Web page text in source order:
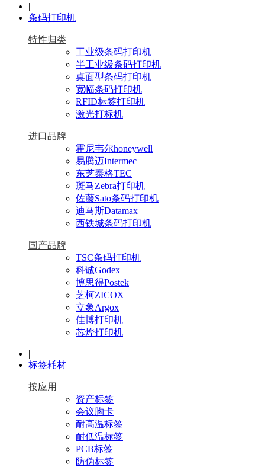
|
条码打印机
特性归类
工业级条码打印机
半工业级条码打印机
桌面型条码打印机
宽幅条码打印机
RFID标签打印机
激光打标机
进口品牌
霍尼韦尔honeywell
易腾迈Intermec
东芝泰格TEC
斑马Zebra打印机
佐藤Sato条码打印机
迪马斯Datamax
西铁城条码打印机
国产品牌
TSC条码打印机
科诚Godex
博思得Postek
芝柯ZICOX
立象Argox
佳博打印机
芯烨打印机
|
标签耗材
按应用
资产标签
会议胸卡
耐高温标签
耐低温标签
PCB标签
防伪标签